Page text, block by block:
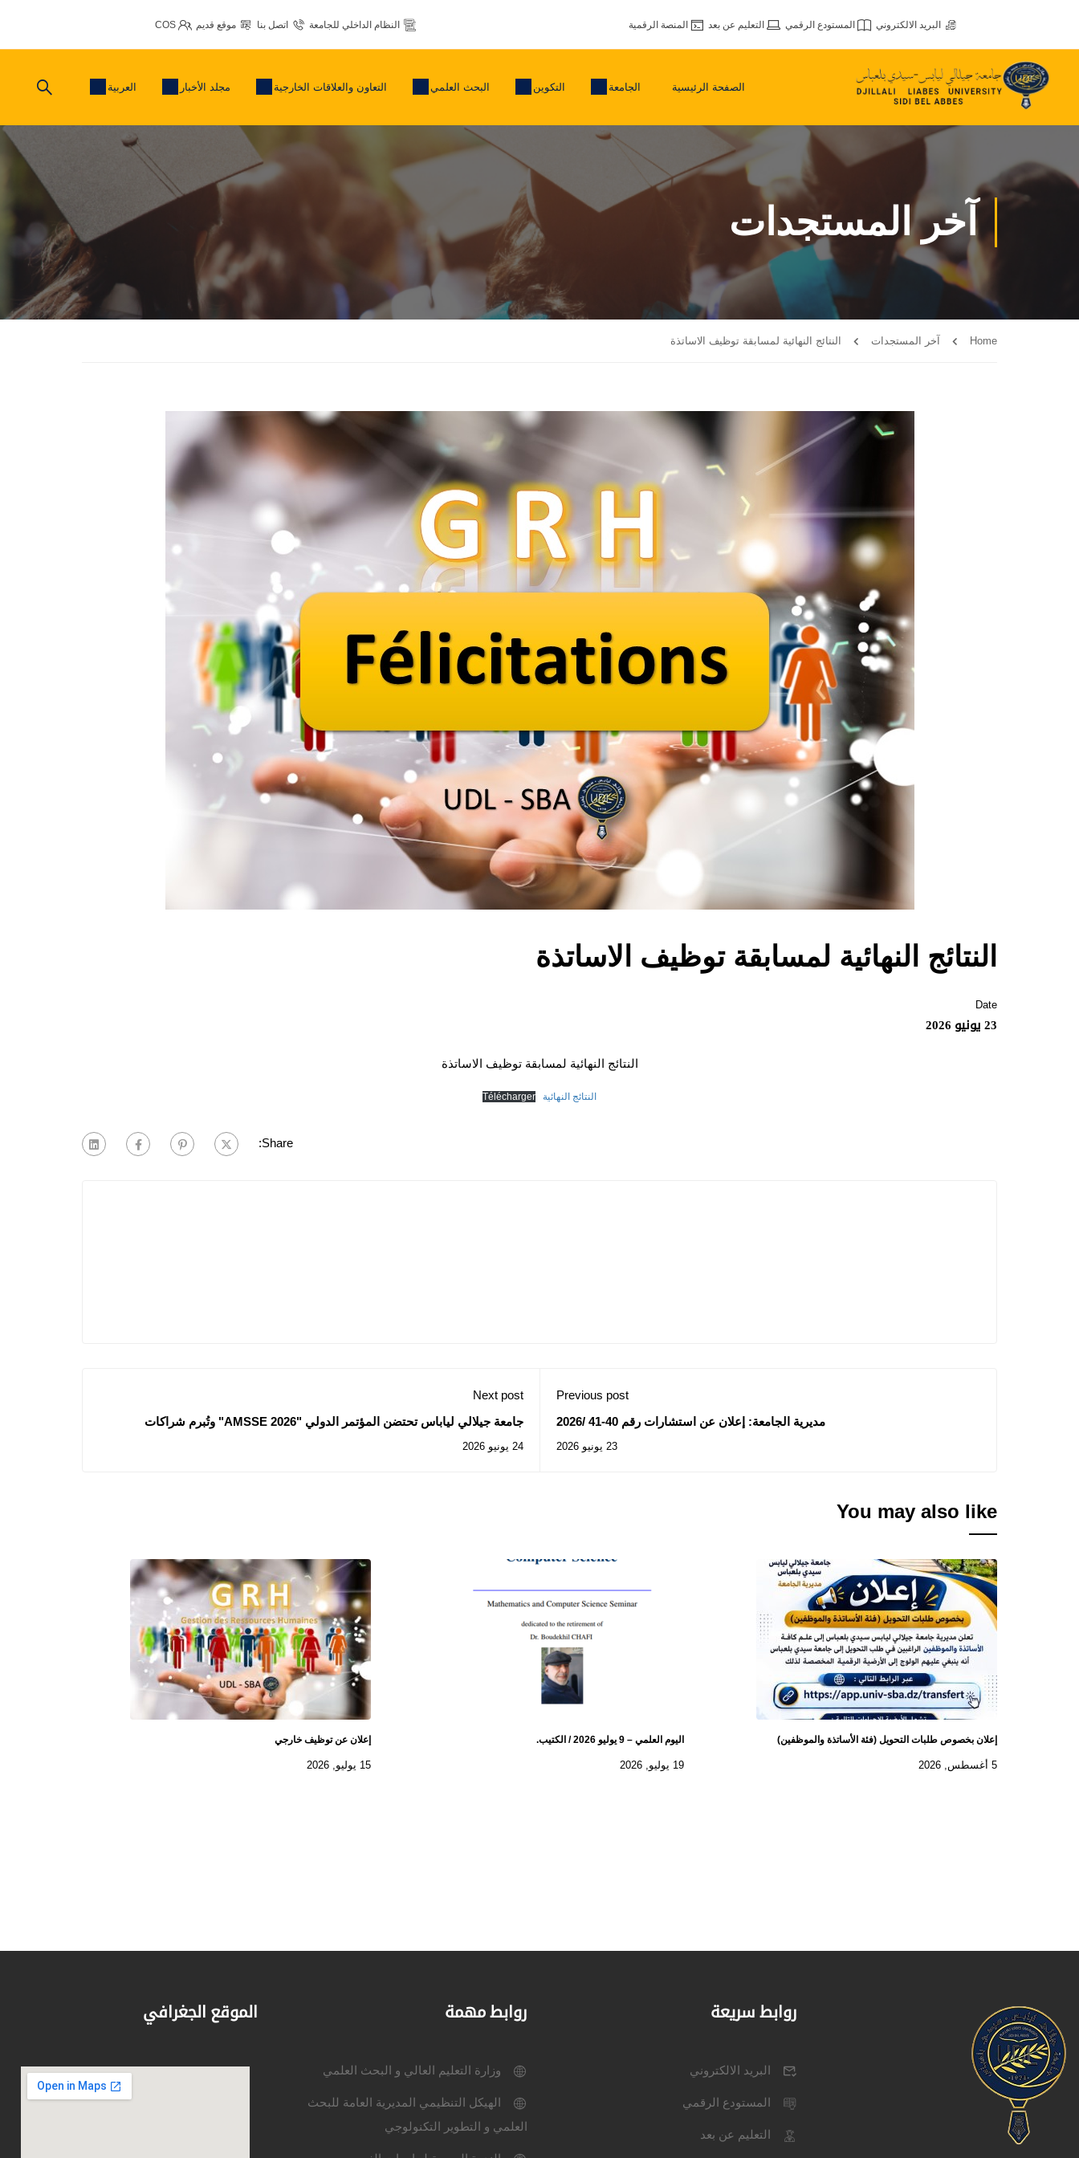
البريد الالكتروني المستودع الرقمي التعليم عن بعد المنصة الرقمية النظام الداخلي للجامعة اتصل بنا موقع قديم COS
الصفحة الرئيسية الجامعة التكوين البحث العلمي التعاون والعلاقات الخارجية مجلد الأخبار العربية
آخر المستجدات
Home آخر المستجدات النتائج النهائية لمسابقة توظيف الاساتذة
النتائج النهائية لمسابقة توظيف الاساتذة
Date
23 يونيو 2026
النتائج النهائية لمسابقة توظيف الاساتذة
النتائج النهائية Télécharger
Share:
Previous post
مديرية الجامعة: إعلان عن استشارات رقم 40-41 /2026
23 يونيو 2026
Next post
جامعة جيلالي لياباس تحتضن المؤتمر الدولي "AMSSE 2026" وتُبرم شراكات
24 يونيو 2026
You may also like
إعلان بخصوص طلبات التحويل (فئة الأساتذة والموظفين)
5 أغسطس, 2026
اليوم العلمي – 9 يوليو 2026 / الكتيب.
19 يوليو, 2026
إعلان عن توظيف خارجي
15 يوليو, 2026
روابط سريعة
البريد الالكتروني
المستودع الرقمي
التعليم عن بعد
روابط مهمة
وزارة التعليم العالي و البحث العلمي
الهيكل التنظيمي المديرية العامة للبحث
العلمي و التطوير التكنولوجي
الموقع الجغرافي